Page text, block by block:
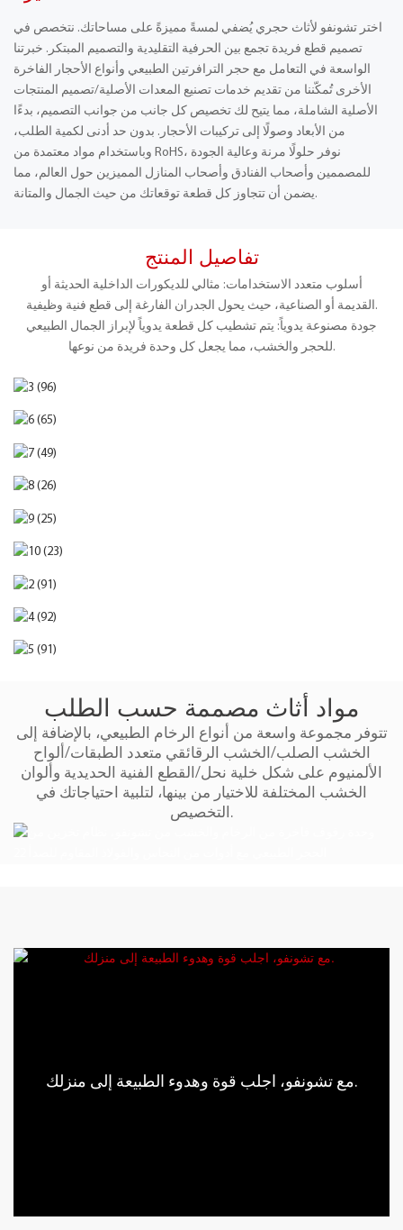
اختر تشونفو لأثاث حجري يُضفي لمسةً مميزةً على مساحاتك. نتخصص في
تصميم قطع فريدة تجمع بين الحرفية التقليدية والتصميم المبتكر. خبرتنا
الواسعة في التعامل مع حجر الترافرتين الطبيعي وأنواع الأحجار الفاخرة
الأخرى تُمكّننا من تقديم خدمات تصنيع المعدات الأصلية/تصميم المنتجات
الأصلية الشاملة، مما يتيح لك تخصيص كل جانب من جوانب التصميم، بدءًا
من الأبعاد وصولًا إلى تركيبات الأحجار. بدون حد أدنى لكمية الطلب،
وباستخدام مواد معتمدة من RoHS، نوفر حلولًا مرنة وعالية الجودة
للمصممين وأصحاب الفنادق وأصحاب المنازل المميزين حول العالم، مما
يضمن أن تتجاوز كل قطعة توقعاتك من حيث الجمال والمتانة.
تفاصيل المنتج
أسلوب متعدد الاستخدامات: مثالي للديكورات الداخلية الحديثة أو
القديمة أو الصناعية، حيث يحول الجدران الفارغة إلى قطع فنية وظيفية.
جودة مصنوعة يدوياً: يتم تشطيب كل قطعة يدوياً لإبراز الجمال الطبيعي
للحجر والخشب، مما يجعل كل وحدة فريدة من نوعها.
مواد أثاث مصممة حسب الطلب
تتوفر مجموعة واسعة من أنواع الرخام الطبيعي، بالإضافة إلى
الخشب الصلب/الخشب الرقائقي متعدد الطبقات/ألواح
الألمنيوم على شكل خلية نحل/القطع الفنية الحديدية وألوان
الخشب المختلفة للاختيار من بينها، لتلبية احتياجاتك في
التخصيص.
مع تشونفو، اجلب قوة وهدوء الطبيعة إلى منزلك.